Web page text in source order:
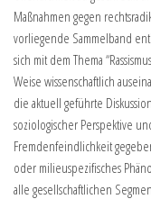
Maßnahmen gegen
vorliegende Sammelband
sich mit dem Thema
Weise wissenschaftlich
die aktuell geführte
soziologischer Perspektive
Fremdenfeindlichkeit
oder milieuspezifisches
alle gesellschaftlichen